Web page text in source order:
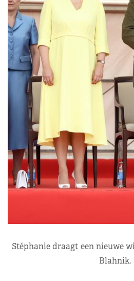
Stéphanie draagt een nieuwe
Blahnik.